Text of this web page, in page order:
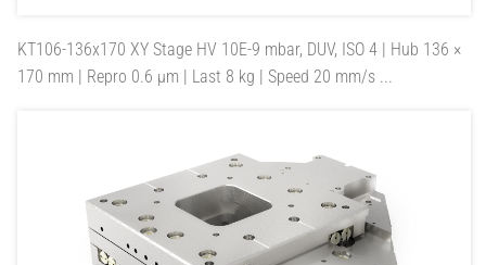
KT106-136x170 XY Stage HV 10E-9 mbar, DUV, ISO 4 | Hub 136 ×
170 mm | Repro 0.6 µm | Last 8 kg | Speed 20 mm/s ...